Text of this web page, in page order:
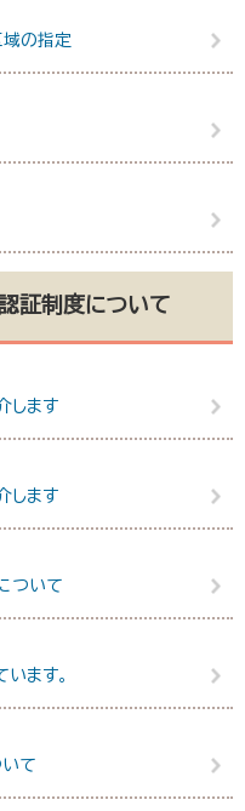
域の指定
証制度について
します
します
ついて
ます。
て